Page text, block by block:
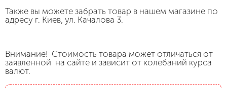
Также вы можете забрать товар в нашем магазине по
адресу г. Киев, ул. Качалова 3.
Внимание! Стоимость товара может отличаться от
заявленной на сайте и зависит от колебаний курса
валют.